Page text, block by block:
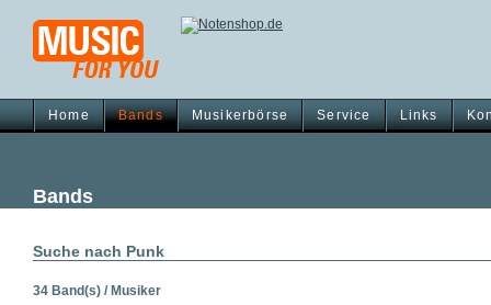
Home Bands Musikerbörse Service Links
Bands
Suche nach Punk
34 Band(s) / Musiker